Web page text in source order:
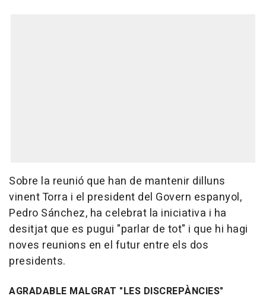
Sobre la reunió que han de mantenir dilluns
vinent Torra i el president del Govern espanyol,
Pedro Sánchez, ha celebrat la iniciativa i ha
desitjat que es pugui "parlar de tot" i que hi hagi
noves reunions en el futur entre els dos
presidents.
AGRADABLE MALGRAT "LES DISCREPÀNCIES"